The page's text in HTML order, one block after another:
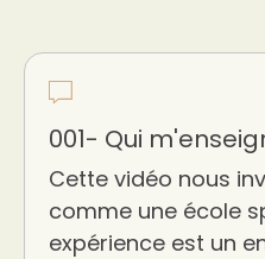
001- Qui
Cette vidéo nous
comme une école
expérience est un